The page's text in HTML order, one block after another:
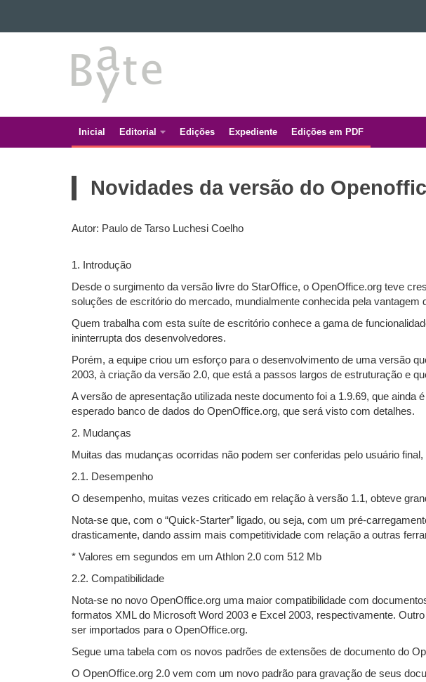
Ir para a navegação
Ir para a busca
BATE
BYTE
Navegação
Inicial Editorial Edições Expediente Edições em PDF
Novidades da versão do
Autor: Paulo de Tarso Luchesi Coelho
1. Introdução
Desde o surgimento da versão livre do StarOffice, o OpenOffice.org teve
soluções de escritório do mercado, mundialmente conhecida pela vantagem
Quem trabalha com esta suíte de escritório conhece a gama de
ininterrupta dos desenvolvedores.
Porém, a equipe criou um esforço para o desenvolvimento de uma versão
2003, à criação da versão 2.0, que está a passos largos de estruturação e
A versão de apresentação utilizada neste documento foi a 1.9.69, que
esperado banco de dados do OpenOffice.org, que será visto com detalhes.
2. Mudanças
Muitas das mudanças ocorridas não podem ser conferidas pelo usuário
2.1. Desempenho
O desempenho, muitas vezes criticado em relação à versão 1.1, obteve
Nota-se que, com o “Quick-Starter” ligado, ou seja, com um pré-
drasticamente, dando assim mais competitividade com relação a outras
* Valores em segundos em um Athlon 2.0 com 512 Mb
2.2. Compatibilidade
Nota-se no novo OpenOffice.org uma maior compatibilidade com
formatos XML do Microsoft Word 2003 e Excel 2003, respectivamente.
ser importados para o OpenOffice.org.
Segue uma tabela com os novos padrões de extensões de documento do
O OpenOffice.org 2.0 vem com um novo padrão para gravação de seus